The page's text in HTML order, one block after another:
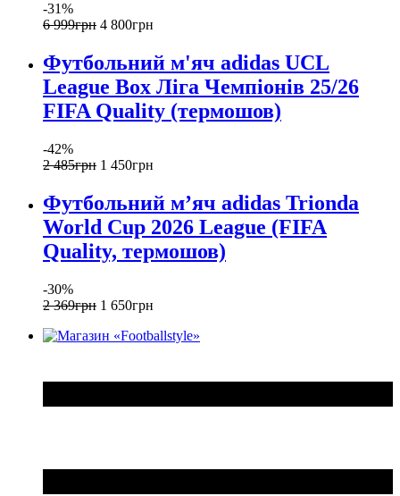
-31%
6 999грн 4 800грн
Футбольний м'яч adidas UCL
League Box Ліга Чемпіонів 25/26
FIFA Quality (термошов)
-42%
2 485грн 1 450грн
Футбольний м’яч adidas Trionda
World Cup 2026 League (FIFA
Quality, термошов)
-30%
2 369грн 1 650грн